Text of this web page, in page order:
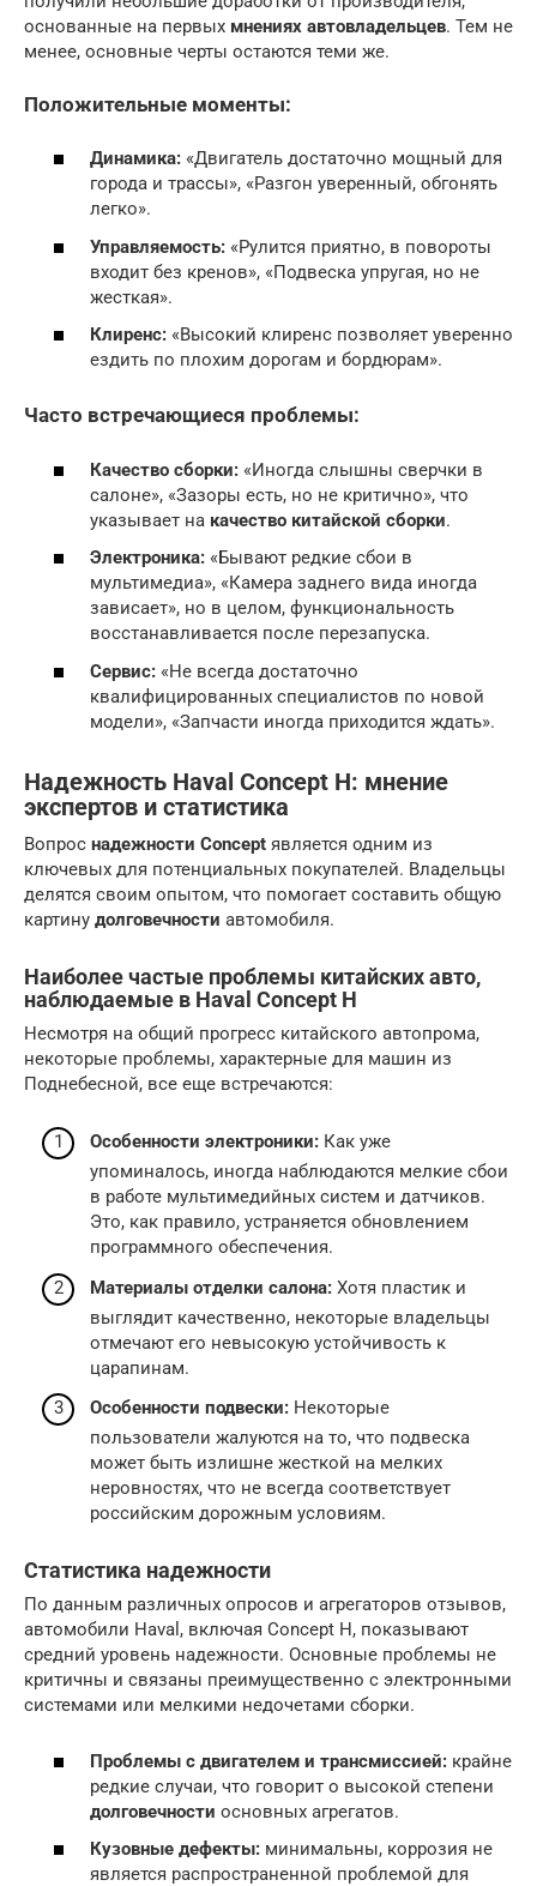
основанные на первых мнениях автовладельцев. Тем не
менее, основные черты остаются теми же.
Положительные моменты:
Динамика: «Двигатель достаточно мощный для
города и трассы», «Разгон уверенный, обгонять
легко».
Управляемость: «Рулится приятно, в повороты
входит без кренов», «Подвеска упругая, но не
жесткая».
Клиренс: «Высокий клиренс позволяет уверенно
ездить по плохим дорогам и бордюрам».
Часто встречающиеся проблемы:
Качество сборки: «Иногда слышны сверчки в
салоне», «Зазоры есть, но не критично», что
указывает на качество китайской сборки.
Электроника: «Бывают редкие сбои в
мультимедиа», «Камера заднего вида иногда
зависает», но в целом, функциональность
восстанавливается после перезапуска.
Сервис: «Не всегда достаточно
квалифицированных специалистов по новой
модели», «Запчасти иногда приходится ждать».
Надежность Haval Concept H: мнение
экспертов и статистика
Вопрос надежности Concept является одним из
ключевых для потенциальных покупателей. Владельцы
делятся своим опытом, что помогает составить общую
картину долговечности автомобиля.
Наиболее частые проблемы китайских авто,
наблюдаемые в Haval Concept H
Несмотря на общий прогресс китайского автопрома,
некоторые проблемы, характерные для машин из
Поднебесной, все еще встречаются:
Особенности электроники: Как уже
упоминалось, иногда наблюдаются мелкие сбои
в работе мультимедийных систем и датчиков.
Это, как правило, устраняется обновлением
программного обеспечения.
Материалы отделки салона: Хотя пластик и
выглядит качественно, некоторые владельцы
отмечают его невысокую устойчивость к
царапинам.
Особенности подвески: Некоторые
пользователи жалуются на то, что подвеска
может быть излишне жесткой на мелких
неровностях, что не всегда соответствует
российским дорожным условиям.
Статистика надежности
По данным различных опросов и агрегаторов отзывов,
автомобили Haval, включая Concept H, показывают
средний уровень надежности. Основные проблемы не
критичны и связаны преимущественно с электронными
системами или мелкими недочетами сборки.
Проблемы с двигателем и трансмиссией: крайне
редкие случаи, что говорит о высокой степени
долговечности основных агрегатов.
Кузовные дефекты: минимальны, коррозия не
является распространенной проблемой для